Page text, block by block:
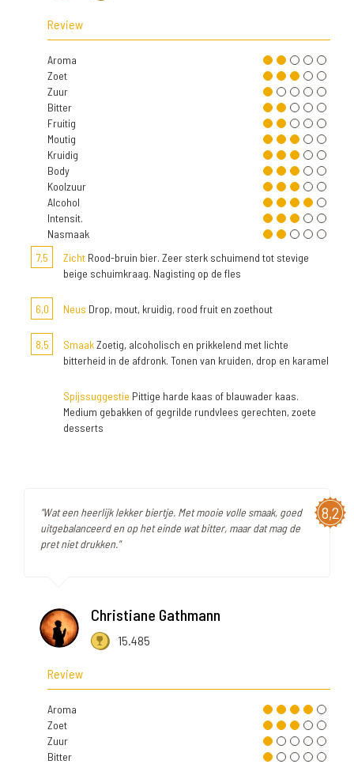
Review
Aroma
Zoet
Zuur
Bitter
Fruitig
Moutig
Kruidig
Body
Koolzuur
Alcohol
Intensit.
Nasmaak
7,5
Zicht Rood-bruin bier. Zeer sterk schuimend tot stevige
beige schuimkraag. Nagisting op de fles
6,0 Neus Drop, mout, kruidig, rood fruit en zoethout
8,5 SmaakZoetig, alcoholisch en prikkelend met lichte
bitterheid in de afdronk. Tonen van kruiden, drop en karamel
Spijssuggestie Pittige harde kaas of blauwader kaas.
Medium gebakken of gegrilde rundvlees gerechten, zoete
desserts
8,2
"Wat een heerlijk lekker biertje. Met mooie volle smaak, goed
uitgebalanceerd en op het einde wat bitter, maar dat mag de
pret niet drukken."
Christiane Gathmann
15.485
Review
Aroma
Zoet
Zuur
Bitter